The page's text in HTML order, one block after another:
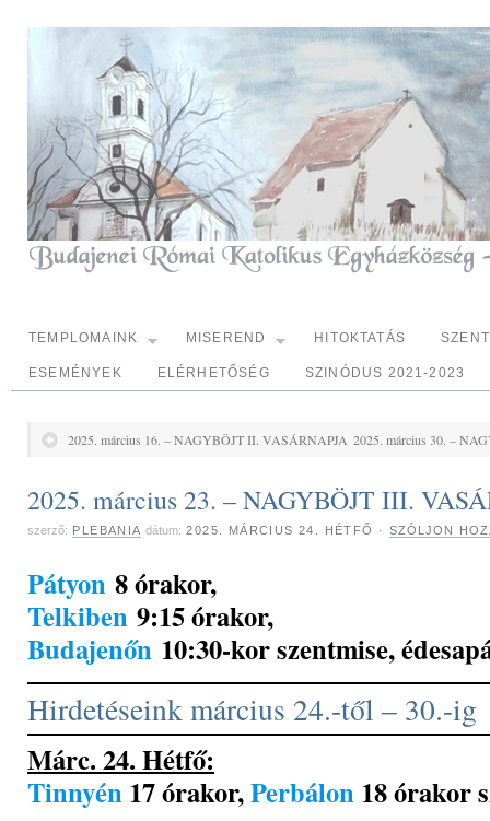
TEMPLOMAINK MISEREND HITOKTATÁS
ESEMÉNYEK ELÉRHETŐSÉG SZINÓDUS 2021-2023
2025. március 16. – NAGYBÖJT II. VASÁRNAPJA 2025. március 30. –
2025. március 23. – NAGYBÖJT III.
szerző: PLEBANIA dátum: 2025. MÁRCIUS 24. HÉTFŐ · SZÓLJON
Pátyon 8 órakor,
Telkiben 9:15 órakor,
Budajenőn 10:30-kor szentmise,
Hirdetéseink március 24.-től – 30.-ig
Márc. 24. Hétfő:
Tinnyén 17 órakor,Perbálon 18 órakor